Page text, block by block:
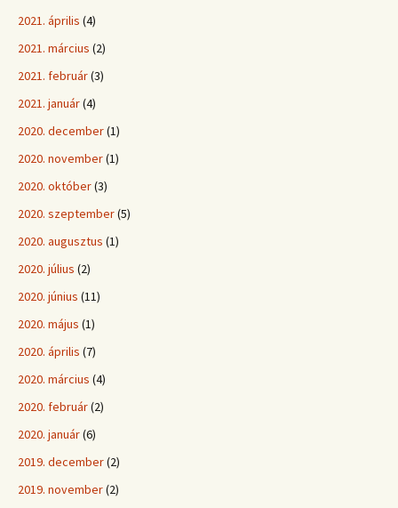
2021. április (4)
2021. március (2)
2021. február(3)
2021. január(4)
2020. december(1)
2020. november(1)
2020. október(3)
2020. szeptember(5)
2020. augusztus (1)
2020. július (2)
2020. június (11)
2020. május (1)
2020. április (7)
2020. március (4)
2020. február(2)
2020. január(6)
2019. december(2)
2019. november(2)